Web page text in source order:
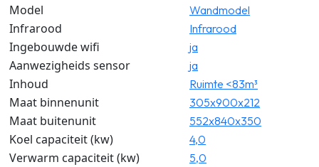
Model Wandmodel
Infrarood Infrarood
Ingebouwde wifi ja
Aanwezigheids sensor ja
Inhoud Ruimte <83m³
Maat binnenunit 305x900x212
Maat buitenunit 552x840x350
Koel capaciteit (kw) 4,0
Verwarm capaciteit (kw) 5,0